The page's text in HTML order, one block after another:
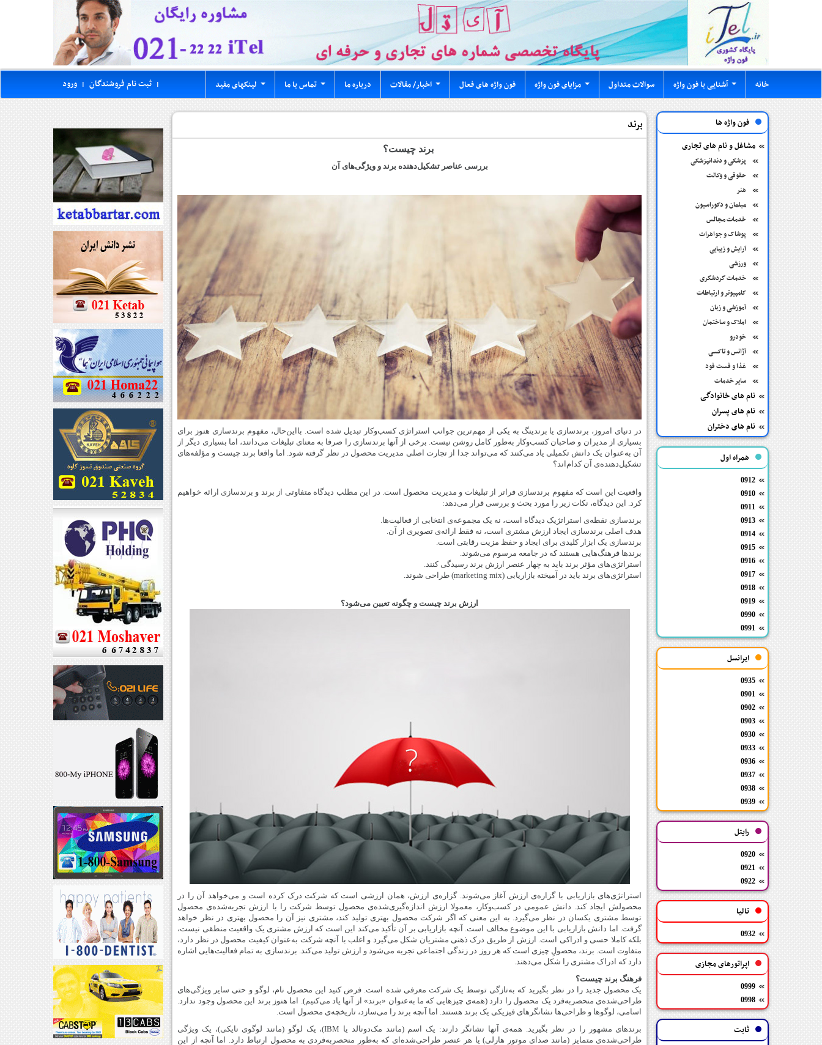
ورود | ثبت نام فروشندگان | لینکهای مفید تماس با ما درباره ما اخبار/ مقالات فون واژه های فعال مزایای فون واژه سوالات متداول آشنایی با فون واژه خانه
برند
برند چیست؟
بررسی عناصر تشکیل‌دهنده‌ برند و ویژگی‌های آن
در دنیای امروز، برندسازی یا برندینگ به یکی از مهم‌ترین جوانب استراتژی کسب‌وکار تبدیل شده است. با‌این‌حال، مفهوم برندسازی هنوز برای
بسیاری از مدیران و صاحبان کسب‌وکار به‌طور کامل روشن نیست. برخی از آنها برندسازی را صرفا به معنای تبلیغات می‌دانند، اما بسیاری دیگر از
آن به‌عنوان یک دانش تکمیلی یاد می‌کنند که می‌تواند جدا از تجارت اصلی مدیریت محصول در نظر گرفته شود. اما واقعا برند چیست و مؤلفه‌های
تشکیل‌دهنده‌ی آن کدام‌اند؟
واقعیت این است که مفهوم برندسازی فراتر از تبلیغات و مدیریت محصول است. در این مطلب دیدگاه متفاوتی از برند و برندسازی ارائه خواهیم
کرد. این دیدگاه، نکات زیر را مورد بحث و بررسی قرار می‌دهد:
برندسازی نقطه‌ی استراتژیک دیدگاه است، نه یک مجموعه‌ی انتخابی از فعالیت‌ها.
هدف اصلی برندسازی ایجاد ارزش مشتری است، نه فقط ارائه‌ی تصویری از آن.
برندسازی یک ابزار کلیدی برای ایجاد و حفظ مزیت رقابتی است.
برندها فرهنگ‌هایی هستند که در جامعه مرسوم می‌شوند.
استراتژی‌های مؤثر برند باید به چهار عنصر ارزش برند رسیدگی کنند.
استراتژی‌های برند باید در آمیخته بازاریابی (marketing mix) طراحی شوند.
ارزش برند چیست و چگونه تعیین می‌شود؟
استراتژی‌های بازاریابی با گزاره‌ی ارزش آغاز می‌شوند. گزاره‌ی ارزش، همان ارزشی است که شرکت درک کرده است و می‌خواهد آن را در
محصولش ایجاد کند. دانش عمومی در کسب‌وکار، معمولا ارزش اندازه‌گیری‌شده‌ی محصول توسط شرکت را با ارزش تجربه‌شده‌ی محصول
توسط مشتری یکسان در نظر می‌گیرد. به این معنی که اگر شرکت محصول بهتری تولید کند، مشتری نیز آن را محصول بهتری در نظر خواهد
گرفت. اما دانش بازاریابی با این موضوع مخالف است. آنچه بازاریابی بر آن تأکید می‌کند این است که ارزش مشتری یک واقعیت منطقی نیست،
بلکه کاملا حسی و ادراکی است. ارزش از طریق درک ذهنی مشتریان شکل می‌گیرد و اغلب با آنچه شرکت به‌عنوان کیفیت محصول در نظر دارد،
متفاوت است. برند، محصولِ چیزی است که هر روز در زندگی اجتماعی تجربه می‌شود و ارزش تولید می‌کند. برندسازی به تمام فعالیت‌هایی اشاره
دارد که ادراک مشتری را شکل می‌دهند.
فرهنگ برند چیست؟
یک محصول جدید را در نظر بگیرید که به‌تازگی توسط یک شرکت معرفی شده است. فرض کنید این محصول نام، لوگو و حتی سایر ویژگی‌های
طراحی‌شده‌ی منحصربه‌فرد یک محصول را دارد (همه‌ی چیزهایی که ما به‌عنوان «برند» از آنها یاد می‌کنیم). اما هنوز برند این محصول وجود ندارد.
اسامی، لوگوها و طراحی‌ها نشانگرهای فیزیکی یک برند هستند. اما آنچه برند را می‌سازد، تاریخچه‌ی محصول است.
برندهای مشهور را در نظر بگیرید. همه‌ی آنها نشانگر دارند: یک اسم (مانند مک‌دونالد یا IBM)، یک لوگو (مانند لوگوی نایکی)، یک ویژگی
طراحی‌شده‌ی متمایز (مانند صدای موتور هارلی) یا هر عنصر طراحی‌شده‌‌ای که به‌طور منحصربه‌فردی به محصول ارتباط دارد. اما آنچه از این
فون واژه ها
مشاغل و نام های تجاری
پزشکی و دندانپزشکی
حقوقی و وکالت
هنر
مبلمان و دکوراسیون
خدمات مجالس
پوشاک و جواهرات
آرایش و زیبایی
ورزشی
خدمات گردشگری
کامپیوتر و ارتباطات
آموزشی و زبان
املاک و ساختمان
خودرو
آژانس و تاکسی
غذا و فست فود
سایر خدمات
نام های خانوادگی
نام های پسران
نام های دختران
همراه اول
0912
0910
0911
0913
0914
0915
0916
0917
0918
0919
0990
0991
ایرانسل
0935
0901
0902
0903
0930
0933
0936
0937
0938
0939
رایتل
0920
0921
0922
تالیا
0932
اپراتورهای مجازی
0999
0998
ثابت